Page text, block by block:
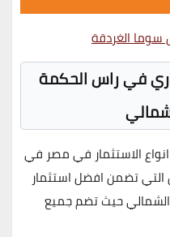
سوما الغردقة
في راس الحكمة
الاستثمار في مصر في
تضمن افضل استثمار
حيث تضم جميع